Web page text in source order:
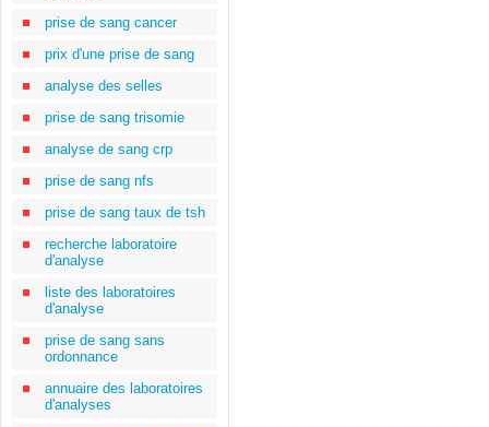
prise de sang cancer
prix d'une prise de sang
analyse des selles
prise de sang trisomie
analyse de sang crp
prise de sang nfs
prise de sang taux de tsh
recherche laboratoire
d'analyse
liste des laboratoires
d'analyse
prise de sang sans
ordonnance
annuaire des laboratoires
d'analyses